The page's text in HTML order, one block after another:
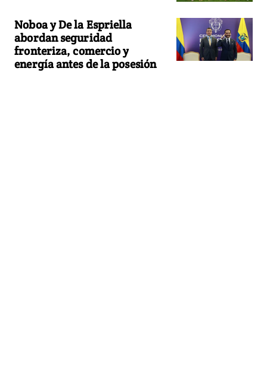
Noboa y De la Espriella
abordan seguridad
fronteriza, comercio y
energía antes de la posesión